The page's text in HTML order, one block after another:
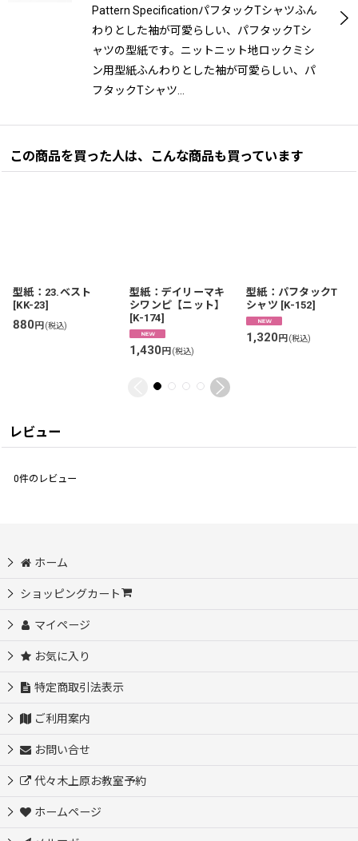
Pattern SpecificationパフタックTシャツふん
わりとした袖が可愛らしい、パフタックTシ
ャツの型紙です。ニットニット地ロックミシ
ン用型紙ふんわりとした袖が可愛らしい、パ
フタックTシャツ…
この商品を買った人は、こんな商品も買っています
型紙：23.ベスト
[KK-23]
880円 (税込)
型紙：デイリーマキ
シワンピ【ニット】
[K-174]
1,430円 (税込)
型紙：パフタックT
シャツ [K-152]
1,320円 (税込)
レビュー
0件のレビュー
ホーム
ショッピングカート
マイページ
お気に入り
特定商取引法表示
ご利用案内
お問い合せ
代々木上原お教室予約
ホームページ